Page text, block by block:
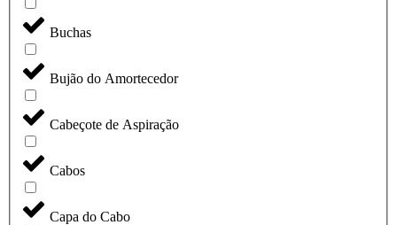
Buchas
Bujão do Amortecedor
Cabeçote de Aspiração
Cabos
Capa do Cabo